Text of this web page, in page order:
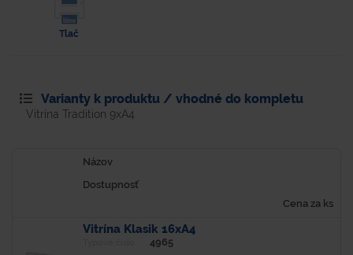
Tlač
Varianty k produktu / vhodné do kompletu
Vitrína Tradition 9xA4
Názov
Dostupnosť
Cena za ks
Vitrína Klasik 16xA4
4965